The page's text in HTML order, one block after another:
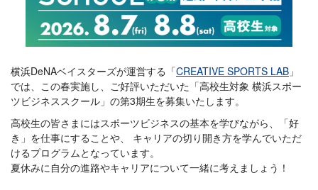
横浜DeNAベイスターズが運営する「CREATIVE SPORTS LAB 」
では、この春実施し、ご好評いただいた「高校生対象 横浜スポー
ツビジネススクール」の第3期生を募集いたします。
高校生の皆さまにはスポーツビジネスの基本を学びながら、「好
き」を仕事にすることや、 キャリアの切り開き方を学んでいただ
けるプログラムとなっています。
夏休みに自分の進路やキャリアについて一緒に考えましょう！